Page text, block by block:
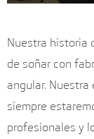
Nuestra historia
de soñar con
angular. Nuestra
siempre
profesionales y